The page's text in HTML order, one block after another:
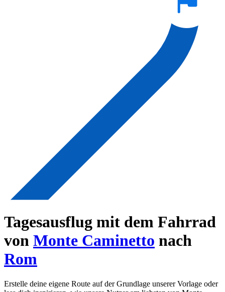
Tagesausflug mit dem Fahrrad
von Monte Caminetto nach
Rom
Erstelle deine eigene Route auf der Grundlage unserer Vorlage oder